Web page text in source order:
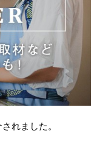
れました。